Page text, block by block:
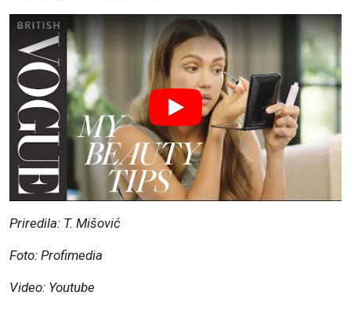
Priredila: T. Mišović
Foto: Profimedia
Video: Youtube